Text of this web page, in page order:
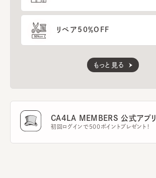
リペア50％OFF
もっと見る
CA4LA MEMBERS 公式アプリ
初回ログインで500ポイントプレゼント！